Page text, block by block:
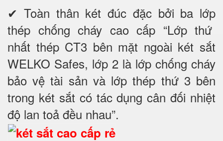
✔ Toàn thân két đúc đặc bởi ba lớp
thép chống cháy cao cấp “Lớp thứ
nhất thép CT3 bên mặt ngoài két sắt
WELKO Safes, lớp 2 là lớp chống cháy
bảo vệ tài sản và lớp thép thứ 3 bên
trong két sắt có tác dụng cân đối nhiệt
độ lan toả đều nhau”.